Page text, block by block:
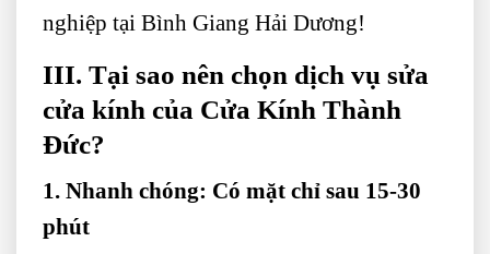
nghiệp tại Bình Giang Hải Dương!
III. Tại sao nên chọn dịch vụ sửa
cửa kính của Cửa Kính Thành
Đức?
1. Nhanh chóng: Có mặt chỉ sau 15-30
phút